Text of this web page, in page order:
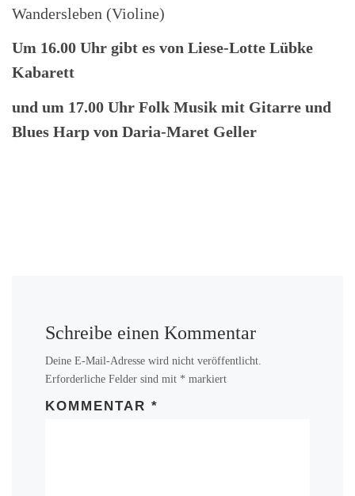
Wandersleben (Violine)
Um 16.00 Uhr gibt es von Liese-Lotte Lübke
Kabarett
und um 17.00 Uhr Folk Musik mit Gitarre und
Blues Harp von Daria-Maret Geller
Schreibe einen Kommentar
Deine E-Mail-Adresse wird nicht veröffentlicht.
Erforderliche Felder sind mit * markiert
KOMMENTAR*